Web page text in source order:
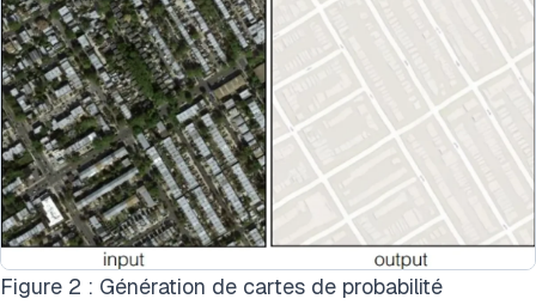
Figure 2 : Génération de cartes de probabilité